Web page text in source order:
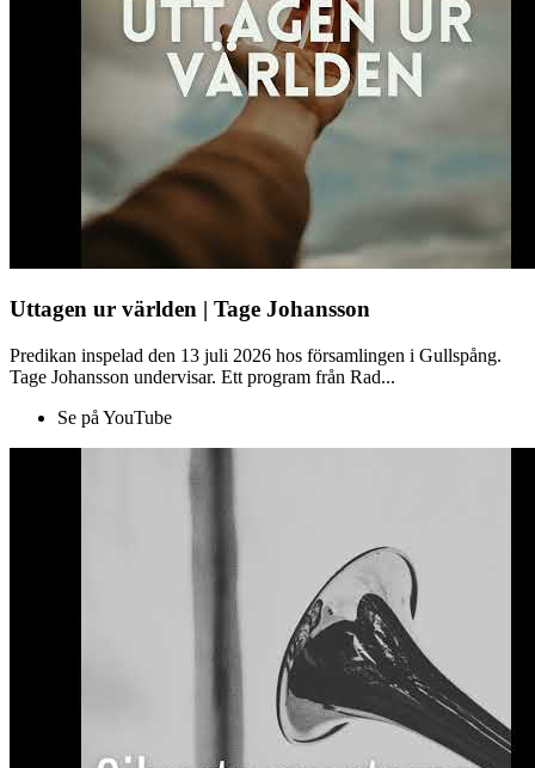
Uttagen ur världen | Tage Johansson
Predikan inspelad den 13 juli 2026 hos församlingen i Gullspång.
Tage Johansson undervisar. Ett program från Rad...
Se på YouTube